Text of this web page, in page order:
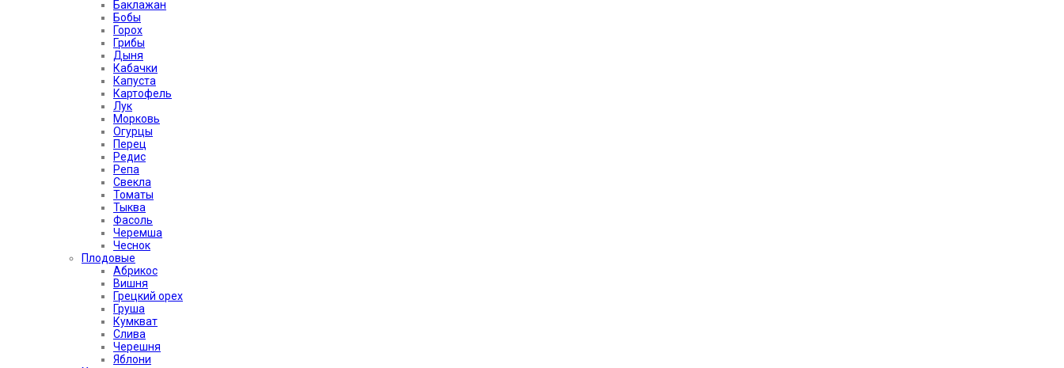
Баклажан
Бобы
Горох
Грибы
Дыня
Кабачки
Капуста
Картофель
Лук
Морковь
Огурцы
Перец
Редис
Репа
Свекла
Томаты
Тыква
Фасоль
Черемша
Чеснок
Плодовые
Абрикос
Вишня
Грецкий орех
Груша
Кумкват
Слива
Черешня
Яблони